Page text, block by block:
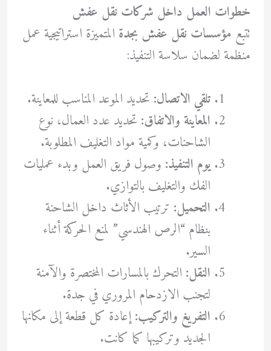
خطوات العمل داخل شركات نقل عفش
تتبع مؤسسات نقل عفش بجدة المتميزة استراتيجية عمل
منظمة لضمان سلاسة التنفيذ:
تلقي الاتصال: تحديد الموعد المناسب للمعاينة.
المعاينة والاتفاق: تحديد عدد العمال، نوع
الشاحنات، وكمية مواد التغليف المطلوبة.
يوم التنفيذ: وصول فريق العمل وبدء عمليات
الفك والتغليف بالتوازي.
التحميل: ترتيب الأثاث داخل الشاحنة
بنظام “الرص الهندسي” لمنع الحركة أثناء
السير.
النقل: التحرك بالمسارات المختصرة والآمنة
لتجنب الازدحام المروري في جدة.
التفريغ والتركيب:إعادة كل قطعة إلى مكانها
الجديد وتركيبها كما كانت.